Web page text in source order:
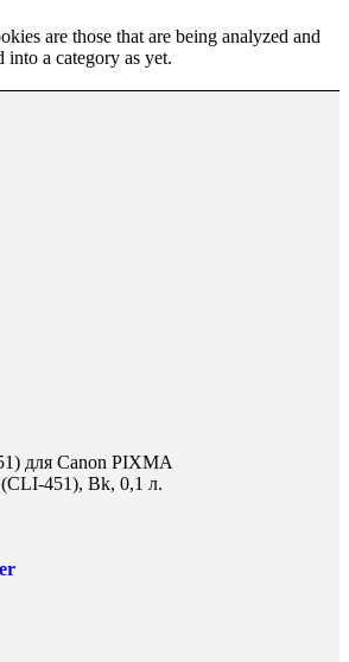
are those that are being analyzed and
into a category as yet.
для Canon PIXMA
451), Bk, 0,1 л.